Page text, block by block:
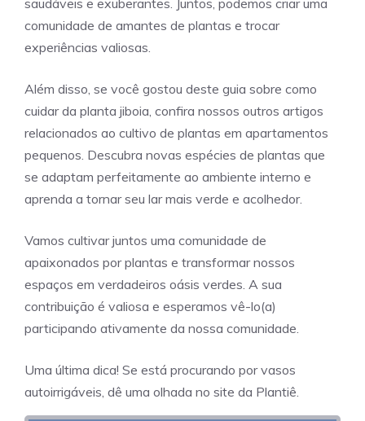
saudáveis e exuberantes. Juntos, podemos criar uma
comunidade de amantes de plantas e trocar
experiências valiosas.
Além disso, se você gostou deste guia sobre como
cuidar da planta jiboia, confira nossos outros artigos
relacionados ao cultivo de plantas em apartamentos
pequenos. Descubra novas espécies de plantas que
se adaptam perfeitamente ao ambiente interno e
aprenda a tornar seu lar mais verde e acolhedor.
Vamos cultivar juntos uma comunidade de
apaixonados por plantas e transformar nossos
espaços em verdadeiros oásis verdes. A sua
contribuição é valiosa e esperamos vê-lo(a)
participando ativamente da nossa comunidade.
Uma última dica! Se está procurando por vasos
autoirrigáveis, dê uma olhada no site da Plantiê.